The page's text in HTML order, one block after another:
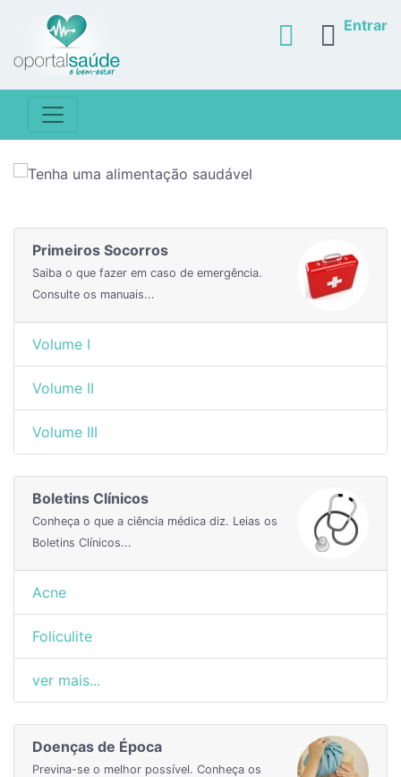
Entrar
Primeiros Socorros
Saiba o que fazer em caso de emergência.
Consulte os manuais...
Volume I
Volume II
Volume III
Boletins Clínicos
Conheça o que a ciência médica diz. Leias os
Boletins Clínicos...
Acne
Foliculite
ver mais...
Doenças de Época
Previna-se o melhor possível. Conheça os